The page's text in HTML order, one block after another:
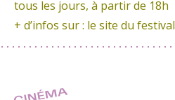
tous les jours, à partir de 18h
+ d’infos sur : le site du festival